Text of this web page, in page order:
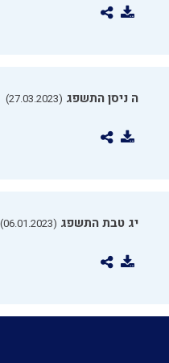
ה ניסן התשפג (27.03.2023)
יג טבת התשפג (06.01.2023)